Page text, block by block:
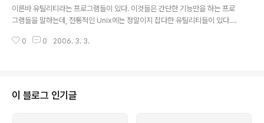
둘 것이 아니라 전문적인 사이트에 그 내용을 두고, 원하는 블로그에 출판(publ
ish)하면 되는 것으로 가능하게 할 수 있..
이른바 유틸리티라는 프로그램들이 있다. 이것들은 간단한 기능만을 하는 프로
그램들을 말하는데, 전통적인 Unix에는 정말이지 잡다한 유틸리티들이 있다.
이며, "true" 라는 프로그램은 항상 정상종료만하는 프로그램, "false"라는 프
도 한다. 따라서, 다양한 버전의 같은 일을 하는 유틸리티가 존재하는데, 그 중
GNU에서 다시 만들어 배포하는 유틸리티들에 대한 얘기를 해보고자 한다. G
0 0 2006. 3. 3.
이 블로그 인기글